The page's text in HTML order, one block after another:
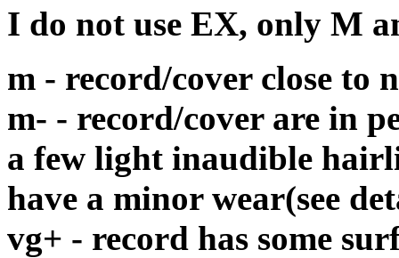
I do not use EX, only M
m - record/cover close
m- - record/cover are in
a few light inaudible
have a minor wear(see
vg+ - record has some